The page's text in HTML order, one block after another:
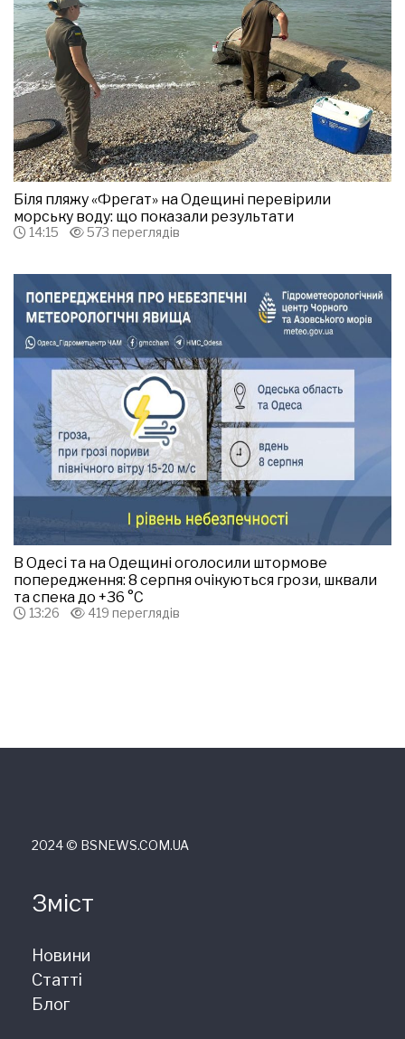
Біля пляжу «Фрегат» на Одещині перевірили
морську воду: що показали результати
14:15 573 переглядів
В Одесі та на Одещині оголосили штормове
попередження: 8 серпня очікуються грози, шквали
та спека до +36 °С
13:26 419 переглядів
2024 © ВSNEWS.COM.UA
Зміст
Новини
Статті
Блог